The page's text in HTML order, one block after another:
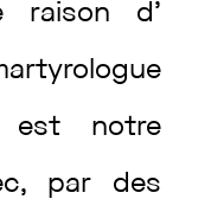
raison d’
est notre
, par des